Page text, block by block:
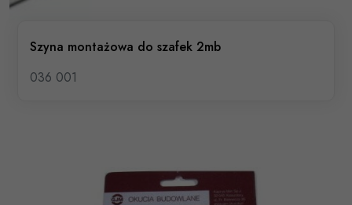
Szyna montażowa do szafek 2mb
036 001